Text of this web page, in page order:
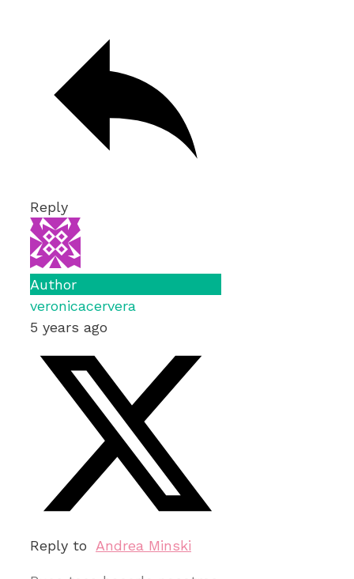
Reply
Author
veronicacervera
5 years ago
Reply to Andrea Minski